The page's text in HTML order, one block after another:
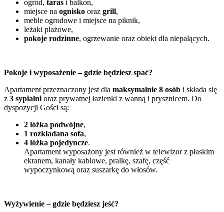
ogród, taras i balkon,
miejsce na ognisko oraz grill,
meble ogrodowe i miejsce na piknik,
leżaki plażowe,
pokoje rodzinne, ogrzewanie oraz obiekt dla niepalących.
Pokoje i wyposażenie – gdzie będziesz spać?
Apartament przeznaczony jest dla maksymalnie 8 osób i składa się
z 3 sypialni oraz prywatnej łazienki z wanną i prysznicem. Do
dyspozycji Gości są:
2 łóżka podwójne,
1 rozkładana sofa,
4 łóżka pojedyncze.
Apartament wyposażony jest również w telewizor z płaskim
ekranem, kanały kablowe, pralkę, szafę, część
wypoczynkową oraz suszarkę do włosów.
Wyżywienie – gdzie będziesz jeść?